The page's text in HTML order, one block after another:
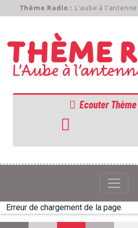
Thème Radio : L'aube à l'antenne
Ecouter
ACCUEIL
GRILLE
PODCASTS
EMISSIONS
Erreur de chargement de la page.